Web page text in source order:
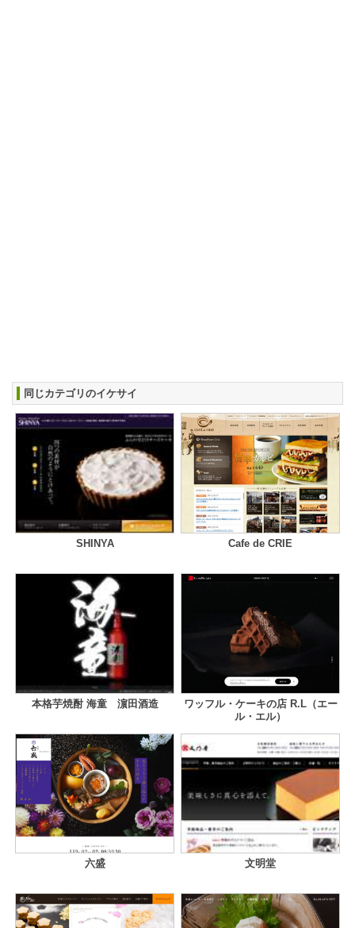
同じカテゴリのイケサイ
SHINYA Cafe de CRIE
本格芋焼酎 海童 濵田酒造
ワッフル・ケーキの店 R.L（エー
ル・エル）
六盛 文明堂